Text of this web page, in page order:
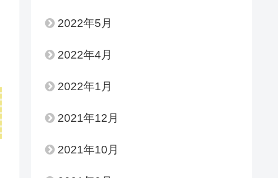
2022年5月
2022年4月
2022年1月
2021年12月
2021年10月